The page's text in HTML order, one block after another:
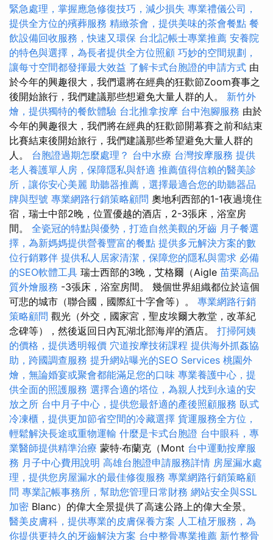
緊急處理，掌握應急修復技巧，減少損失 專業禮儀公司，
提供全方位的殯葬服務 精緻茶會，提供美味的茶會餐點 餐
飲設備回收服務，快速又環保 台北記帳士專業推薦 安養院
的特色與選擇，為長者提供全方位照顧 巧妙的空間規劃，
讓每寸空間都發揮最大效益 了解卡式台胞證的申請方式 由
於今年的興趣很大，我們還將在經典的狂歡節Zoom賽事之
後開始旅行，我們建議那些想避免大量人群的人。 新竹外
燴，提供獨特的餐飲體驗 台北推拿按摩 台中泡腳服務 由於
今年的興趣很大，我們將在經典的狂歡節開幕賽之前和結束
比賽結束後開始旅行，我們建議那些希望避免大量人群的
人。 台胞證過期怎麼處理？ 台中水療 台灣按摩服務 提供
老人養護單人房，保障隱私與舒適 推薦值得信賴的醫美診
所，讓你安心美麗 助聽器推薦，選擇最適合您的助聽器品
牌與型號 專業網路行銷策略顧問 奧地利西部的1-1夜過境住
宿，瑞士中部2晚，位置優越的酒店，2-3張床，浴室房
間。 全瓷冠的特點與優勢，打造自然美觀的牙齒 月子餐選
擇，為新媽媽提供營養豐富的餐點 提供多元解決方案的數
位行銷夥伴 提供私人居家清潔，保障您的隱私與需求 必備
的SEO軟體工具 瑞士西部的3晚，艾格爾（Aigle 苗栗高品
質外燴服務 -3張床，浴室房間。 幾個世界組織都位於這個
可悲的城市（聯合國，國際紅十字會等）。 專業網路行銷
策略顧問 觀光（外交，國家宮，聖皮埃爾大教堂，改革紀
念碑等），然後返回日內瓦湖北部海岸的酒店。 打掃阿姨
的價格，提供透明報價 穴道按摩技術課程 提供海外抓姦協
助，跨國調查服務 提升網站曝光的SEO Services 桃園外
燴，無論婚宴或聚會都能滿足您的口味 專業養護中心，提
供全面的照護服務 選擇合適的塔位，為親人找到永遠的安
放之所 台中月子中心，提供您最舒適的產後照顧服務 臥式
冷凍櫃，提供更加節省空間的冷藏選擇 貨運服務全方位，
輕鬆解決長途或重物運輸 什麼是卡式台胞證 台中眼科，專
業醫師提供精準治療 蒙特·布蘭克（Mont 台中運動按摩服
務 月子中心費用說明 高雄台胞證申請服務詳情 房屋漏水處
理，提供您房屋漏水的最佳修復服務 專業網路行銷策略顧
問 專業記帳事務所，幫助您管理日常財務 網站安全與SSL
加密 Blanc）的偉大全景提供了高速公路上的偉大全景。
醫美皮膚科，提供專業的皮膚保養方案 人工植牙服務，為
你提供更持久的牙齒解決方案 台中整骨專業推薦 新竹整骨